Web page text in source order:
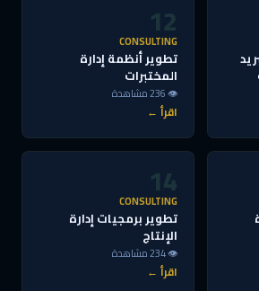
12
CONSULTING
تطوير أنظمة إدارة
المختبرات
👁 236 مشاهدة
اقرأ ←
14
CONSULTING
تطوير برمجيات إدارة
الإنتاج
👁 234 مشاهدة
اقرأ ←